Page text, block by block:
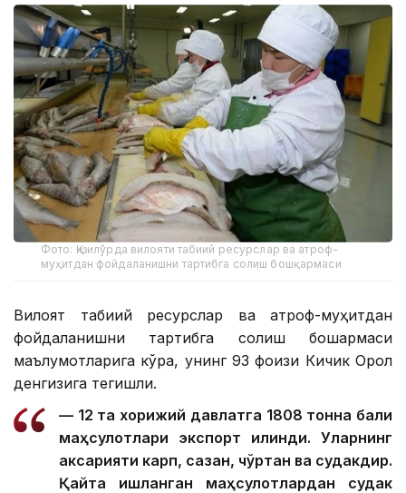
Фото: Қизилўрда вилояти табиий ресурслар ва атроф-
муҳитдан фойдаланишни тартибга солиш бошқармаси
Вилоят табиий ресурслар ва атроф-муҳитдан
фойдаланишни тартибга солиш бошқармаси
маълумотларига кўра, унинг 93 фоизи Кичик Орол
денгизига тегишли.
— 12 та хорижий давлатга 1808 тонна балиқ
маҳсулотлари экспорт қилинди. Уларнинг
аксарияти карп, сазан, чўртан ва судакдир.
Қайта ишланган маҳсулотлардан судак